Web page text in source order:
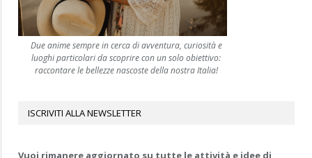
Due anime sempre in cerca di avventura, curiosità e
luoghi particolari da scoprire con un solo obiettivo:
raccontare le bellezze nascoste della nostra Italia!
ISCRIVITI ALLA NEWSLETTER
Vuoi rimanere aggiornato su tutte le attività e idee di